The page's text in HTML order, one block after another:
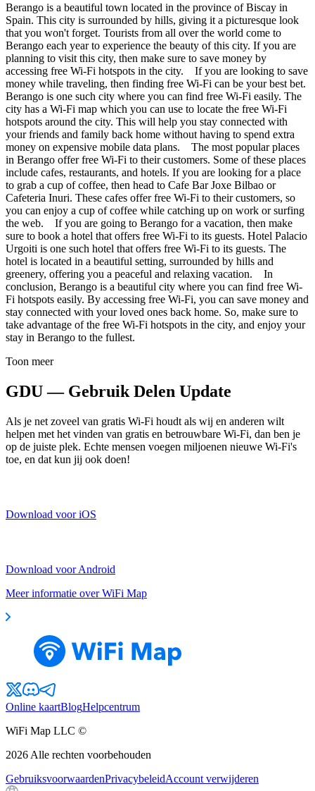
Berango is a beautiful town located in the province of Biscay in
Spain. This city is surrounded by hills, giving it a picturesque look
that you won't forget. Tourists from all over the world come to
Berango each year to experience the beauty of this city. If you are
planning to visit this city, then make sure to save money by
accessing free Wi-Fi hotspots in the city. If you are looking to save
money while traveling, then finding free Wi-Fi can be your best bet.
Berango is one such city where you can find free Wi-Fi easily. The
city has a Wi-Fi map which you can use to locate the free Wi-Fi
hotspots around the city. This will help you stay connected with
your friends and family back home without having to spend extra
money on expensive mobile data plans. The most popular places
in Berango offer free Wi-Fi to their customers. Some of these places
include cafes, restaurants, and hotels. If you are looking for a place
to grab a cup of coffee, then head to Cafe Bar Joxe Bilbao or
Cafeteria Inuri. These cafes offer free Wi-Fi to their customers, so
you can enjoy a cup of coffee while catching up on work or surfing
the web. If you are going to Berango for a vacation, then make
sure to book a hotel that offers free Wi-Fi to its guests. Hotel Palacio
Urgoiti is one such hotel that offers free Wi-Fi to its guests. The
hotel is located in a beautiful setting, surrounded by hills and
greenery, offering you a peaceful and relaxing vacation. In
conclusion, Berango is a beautiful city where you can find free Wi-
Fi hotspots easily. By accessing free Wi-Fi, you can save money and
stay connected with your loved ones back home. So, make sure to
take advantage of the free Wi-Fi hotspots in the city, and enjoy your
stay in Berango to the fullest.
Toon meer
GDU — Gebruik Delen Update
Als je net zoveel van gratis Wi-Fi houdt als wij en anderen wilt
helpen met het vinden van gratis en betrouwbare Wi-Fi, dan ben je
op de juiste plek. Echte mensen voegen miljoenen nieuwe Wi-Fi's
toe, en dat kun jij ook doen!
Download voor iOS
Download voor Android
Meer informatie over WiFi Map
Online kaartBlogHelpcentrum
WiFi Map LLC ©
2026 Alle rechten voorbehouden
GebruiksvoorwaardenPrivacybeleidAccount verwijderen